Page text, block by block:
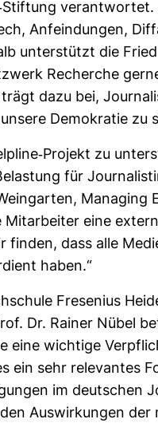
ver­ant­wortet.
Anfein­dungen,
unter­stützt die
Recherche
dazu bei,
Demo­kratie zu
​Pro­jekt zu
für
Mana­ging
Mit­ar­beiter eine
finden, dass alle
haben.“
Fre­se­nius
Dr. Rainer Nübel
eine wich­tige
ein sehr rele­vantes
im deut­schen
Aus­wir­kungen